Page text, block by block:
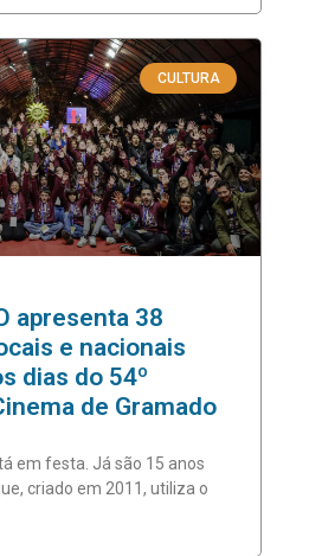
CULTURA
apresenta 38
e nacionais
dias do 54º
de Gramado
em festa. Já são 15 anos
criado em 2011, utiliza o